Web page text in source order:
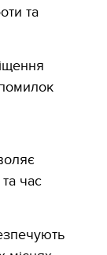
та
час